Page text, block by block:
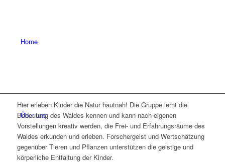
Home
Über uns
Hier erleben Kinder die Natur hautnah! Die Gruppe lernt die
Bedeutung des Waldes kennen und kann nach eigenen
Vorstellungen kreativ werden, die Frei- und Erfahrungsräume des
Waldes erkunden und erleben. Forschergeist und Wertschätzung
gegenüber Tieren und Pflanzen unterstützen die geistige und
körperliche Entfaltung der Kinder.